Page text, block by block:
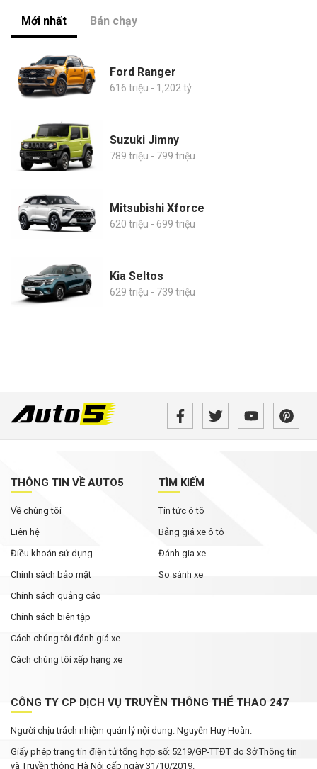
Mới nhất Bán chạy
Ford Ranger
616 triệu - 1,202 tỷ
Suzuki Jimny
789 triệu - 799 triệu
Mitsubishi Xforce
620 triệu - 699 triệu
Kia Seltos
629 triệu - 739 triệu
THÔNG TIN VỀ AUTO5
Về chúng tôi
Liên hệ
Điều khoản sử dụng
Chính sách bảo mật
Chính sách quảng cáo
Chính sách biên tập
Cách chúng tôi đánh giá xe
Cách chúng tôi xếp hạng xe
TÌM KIẾM
Tin tức ô tô
Bảng giá xe ô tô
Đánh gia xe
So sánh xe
CÔNG TY CP DỊCH VỤ TRUYỀN THÔNG THỂ THAO 247
Người chịu trách nhiệm quản lý nội dung: Nguyễn Huy Hoàn.
Giấy phép trang tin điện tử tổng hợp số: 5219/GP-TTĐT do Sở Thông tin
và Truyền thông Hà Nội cấp ngày 31/10/2019.